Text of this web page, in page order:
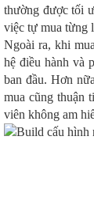
thường được tối
việc tự mua từng
Ngoài ra, khi
hệ điều hành và
ban đầu. Hơn
mua cũng thuận
viên không am